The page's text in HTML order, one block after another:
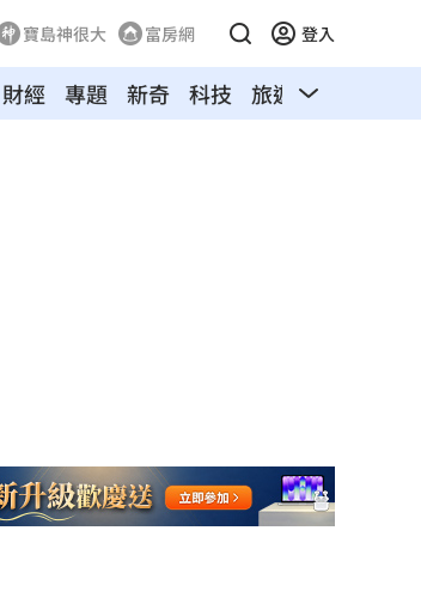
寶島神很大 富房網 登入
財經 專題 新奇 科技 旅遊 汽車